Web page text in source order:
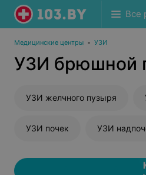
Все
Медицинские центры • УЗИ
УЗИ брюшной
УЗИ желчного пузыря
УЗИ почек УЗИ